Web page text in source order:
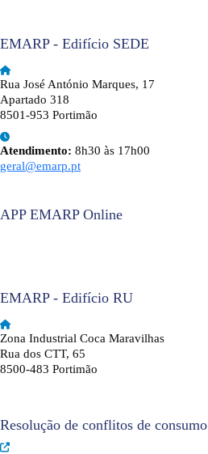
EMARP - Edifício SEDE
Rua José António Marques, 17
Apartado 318
8501-953 Portimão
Atendimento: 8h30 às 17h00
geral@emarp.pt
APP EMARP Online
EMARP - Edifício RU
Zona Industrial Coca Maravilhas
Rua dos CTT, 65
8500-483 Portimão
Resolução de conflitos de consumo